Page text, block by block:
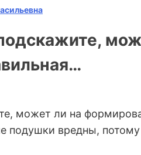
может ли на
подушки вредны,